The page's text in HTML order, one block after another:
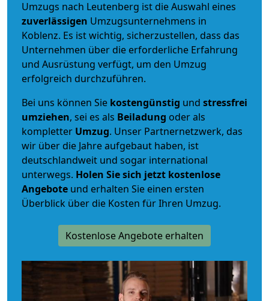
Umzugs nach Leutenberg ist die Auswahl eines
zuverlässigen Umzugsunternehmens in
Koblenz. Es ist wichtig, sicherzustellen, dass das
Unternehmen über die erforderliche Erfahrung
und Ausrüstung verfügt, um den Umzug
erfolgreich durchzuführen.
Bei uns können Sie kostengünstig und stressfrei
umziehen, sei es als Beiladung oder als
kompletter Umzug. Unser Partnernetzwerk, das
wir über die Jahre aufgebaut haben, ist
deutschlandweit und sogar international
unterwegs. Holen Sie sich jetzt kostenlose
Angebote und erhalten Sie einen ersten
Überblick über die Kosten für Ihren Umzug.
Kostenlose Angebote erhalten